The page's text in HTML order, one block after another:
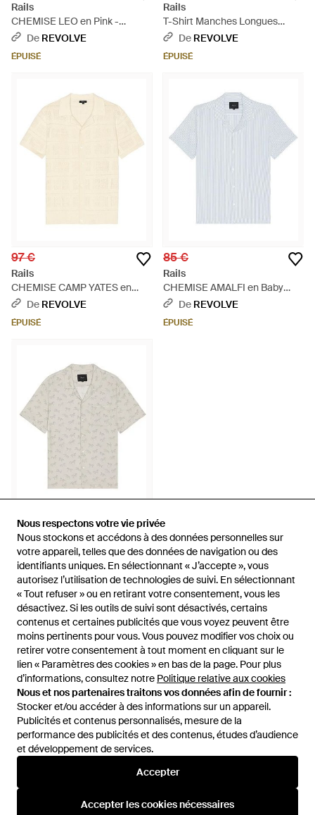
Nous respectons votre vie privée
Nous stockons et accédons à des données personnelles sur
votre appareil, telles que des données de navigation ou des
identifiants uniques. En sélectionnant « J’accepte », vous
autorisez l’utilisation de technologies de suivi. En sélectionnant
« Tout refuser » ou en retirant votre consentement, vous les
désactivez. Si les outils de suivi sont désactivés, certains
contenus et certaines publicités que vous voyez peuvent être
moins pertinents pour vous. Vous pouvez modifier vos choix ou
retirer votre consentement à tout moment en cliquant sur le
lien « Paramètres des cookies » en bas de la page. Pour plus
d’informations, consultez notre Politique relative aux cookies
Nous et nos partenaires traitons vos données afin de fournir :
Stocker et/ou accéder à des informations sur un appareil.
Publicités et contenus personnalisés, mesure de la
performance des publicités et des contenus, études d’audience
et développement de services.
Accepter
Accepter les cookies nécessaires
Nous respectons votre vie privée
Nous stockons et accédons à des données personnelles sur
votre appareil, telles que des données de navigation ou des
identifiants uniques. En sélectionnant « J’accepte », vous
autorisez l’utilisation de technologies de suivi. En sélectionnant
« Tout refuser » ou en retirant votre consentement, vous les
désactivez. Si les outils de suivi sont désactivés, certains
contenus et certaines publicités que vous voyez peuvent être
moins pertinents pour vous. Vous pouvez modifier vos choix ou
retirer votre consentement à tout moment en cliquant sur le
lien « Paramètres des cookies » en bas de la page. Pour plus
d’informations, consultez notre Politique relative aux cookies
Nous et nos partenaires traitons vos données afin de fournir :
Stocker et/ou accéder à des informations sur un appareil.
Publicités et contenus personnalisés, mesure de la
performance des publicités et des contenus, études d’audience
et développement de services.
Accepter
Accepter les cookies nécessaires
Rails
CHEMISE LEO en Pink -
Multicolore
De REVOLVE
ÉPUISÉ
Rails
T-Shirt Manches Longues
Owens En. Taille Also En S, M -
Bleu
De REVOLVE
ÉPUISÉ
97 €
Rails
CHEMISE CAMP YATES en
Cream - Blanc
De REVOLVE
ÉPUISÉ
85 €
Rails
CHEMISE AMALFI en Baby
Blue - Blanc
De REVOLVE
ÉPUISÉ
79 €
Rails
CHEMISE À BOUTONS
MORENO en Grey - Blanc
De REVOLVE
ÉPUISÉ
International